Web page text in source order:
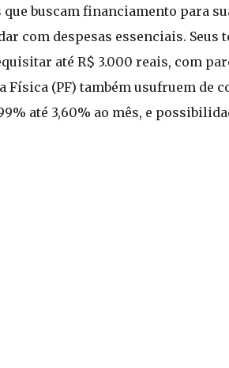
buscam financiamento para
com despesas essenciais. Seus
até R$ 3.000 reais, com
Física (PF) também usufruem de
até 3,60% ao mês, e